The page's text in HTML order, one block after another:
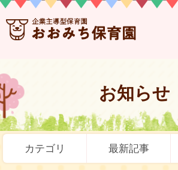
お知らせ
カテゴリ 最新記事